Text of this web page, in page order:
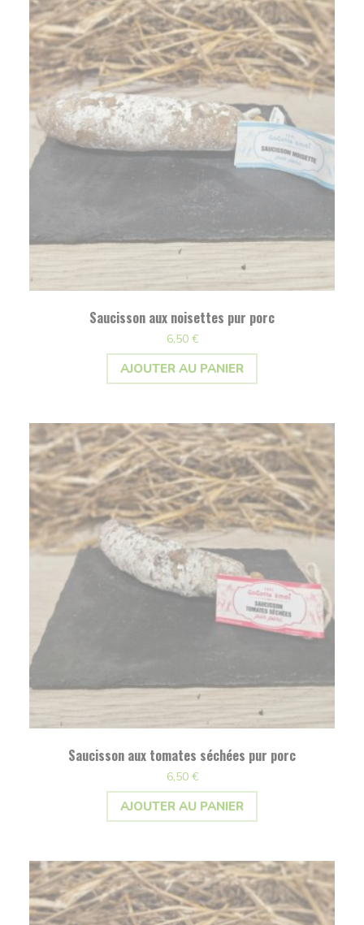
Saucisson aux noisettes pur porc
6,50 €
AJOUTER AU PANIER
Saucisson aux tomates séchées pur porc
6,50 €
AJOUTER AU PANIER